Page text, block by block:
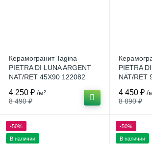
Керамогранит Tagina
PIETRA DI LUNA ARGENT
NAT/RET 45X90 122082
4 250 ₽ /м²
8 490 ₽
PIETRA
NAT/RET
4 450 ₽ /
8 890 ₽
-50%
В наличии
-50%
В наличии